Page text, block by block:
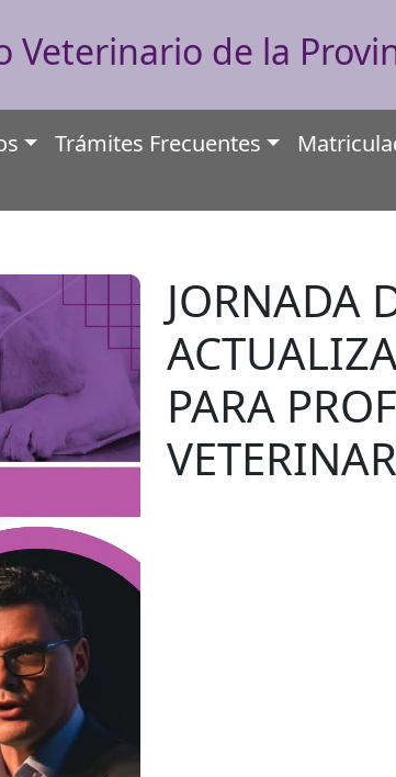
Veterinario de la
Trámites Frecuentes
JORNADA
PARA